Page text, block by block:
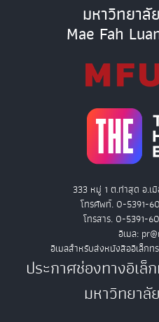
มหาวิทยาลั
Mae Fah
333 หมู่ 1 ต.ท่าสุด อ.เ
โทรศัพท์. 0-5391-
โทรสาร. 0-5391-
อีเมล:
อีเมลสำหรับส่งหนังสืออิเล็ก
ประกาศช่องทางอิเ
มหาวิทยา